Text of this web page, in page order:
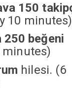
150
10 minutes)
250 beğeni
minutes)
hilesi. (6